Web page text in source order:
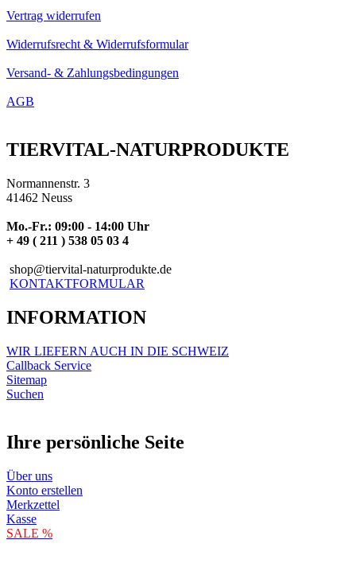
Vertrag widerrufen
Widerrufsrecht & Widerrufsformular
Versand- & Zahlungsbedingungen
AGB
TIERVITAL-NATURPRODUKTE
Normannenstr. 3
41462 Neuss
Mo.-Fr.: 09:00 - 14:00 Uhr
+ 49 ( 211 ) 538 05 03 4
shop@tiervital-naturprodukte.de
KONTAKTFORMULAR
INFORMATION
WIR LIEFERN AUCH IN DIE SCHWEIZ
Callback Service
Sitemap
Suchen
Ihre persönliche Seite
Über uns
Konto erstellen
Merkzettel
Kasse
SALE %